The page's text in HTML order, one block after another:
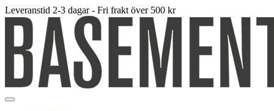
Leveranstid 2-3 dagar - Fri frakt över 500 kr